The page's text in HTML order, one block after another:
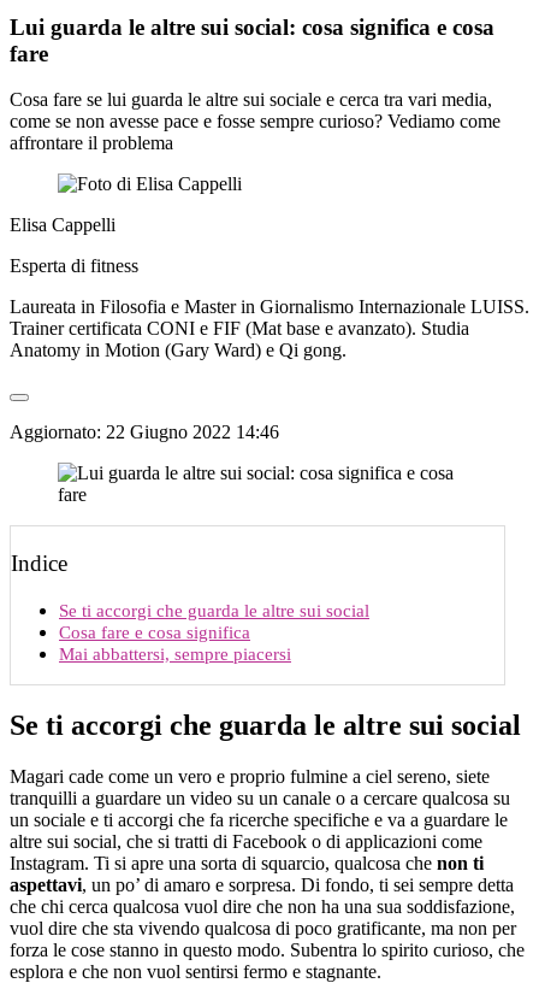
Lui guarda le altre sui social: cosa significa e cosa
fare
Cosa fare se lui guarda le altre sui sociale e cerca tra vari media,
come se non avesse pace e fosse sempre curioso? Vediamo come
affrontare il problema
Elisa Cappelli
Esperta di fitness
Laureata in Filosofia e Master in Giornalismo Internazionale LUISS.
Trainer certificata CONI e FIF (Mat base e avanzato). Studia
Anatomy in Motion (Gary Ward) e Qi gong.
Aggiornato: 22 Giugno 2022 14:46
Indice
Se ti accorgi che guarda le altre sui social
Cosa fare e cosa significa
Mai abbattersi, sempre piacersi
Se ti accorgi che guarda le altre sui social
Magari cade come un vero e proprio fulmine a ciel sereno, siete
tranquilli a guardare un video su un canale o a cercare qualcosa su
un sociale e ti accorgi che fa ricerche specifiche e va a guardare le
altre sui social, che si tratti di Facebook o di applicazioni come
Instagram. Ti si apre una sorta di squarcio, qualcosa che non ti
aspettavi, un po’ di amaro e sorpresa. Di fondo, ti sei sempre detta
che chi cerca qualcosa vuol dire che non ha una sua soddisfazione,
vuol dire che sta vivendo qualcosa di poco gratificante, ma non per
forza le cose stanno in questo modo. Subentra lo spirito curioso, che
esplora e che non vuol sentirsi fermo e stagnante.